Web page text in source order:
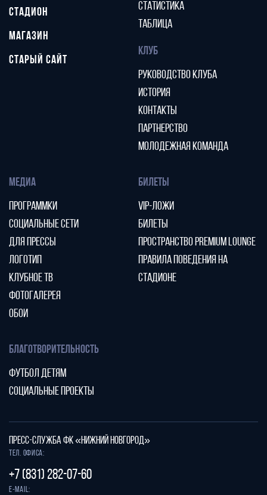
СТАДИОН
МАГАЗИН
СТАРЫЙ САЙТ
СТАТИСТИКА
ТАБЛИЦА
КЛУБ
РУКОВОДСТВО КЛУБА
ИСТОРИЯ
КОНТАКТЫ
ПАРТНЕРСТВО
МОЛОДЕЖНАЯ КОМАНДА
МЕДИА
ПРОГРАММКИ
СОЦИАЛЬНЫЕ СЕТИ
ДЛЯ ПРЕССЫ
ЛОГОТИП
КЛУБНОЕ ТВ
ФОТОГАЛЕРЕЯ
ОБОИ
БИЛЕТЫ
VIP-ЛОЖИ
БИЛЕТЫ
ПРОСТРАНСТВО PREMIUM LOUNGE
ПРАВИЛА ПОВЕДЕНИЯ НА
СТАДИОНЕ
БЛАГОТВОРИТЕЛЬНОСТЬ
ФУТБОЛ ДЕТЯМ
СОЦИАЛЬНЫЕ ПРОЕКТЫ
ПРЕСС-СЛУЖБА ФК «НИЖНИЙ НОВГОРОД»
Тел. офиса:
+7 (831) 282-07-60
E-mail: